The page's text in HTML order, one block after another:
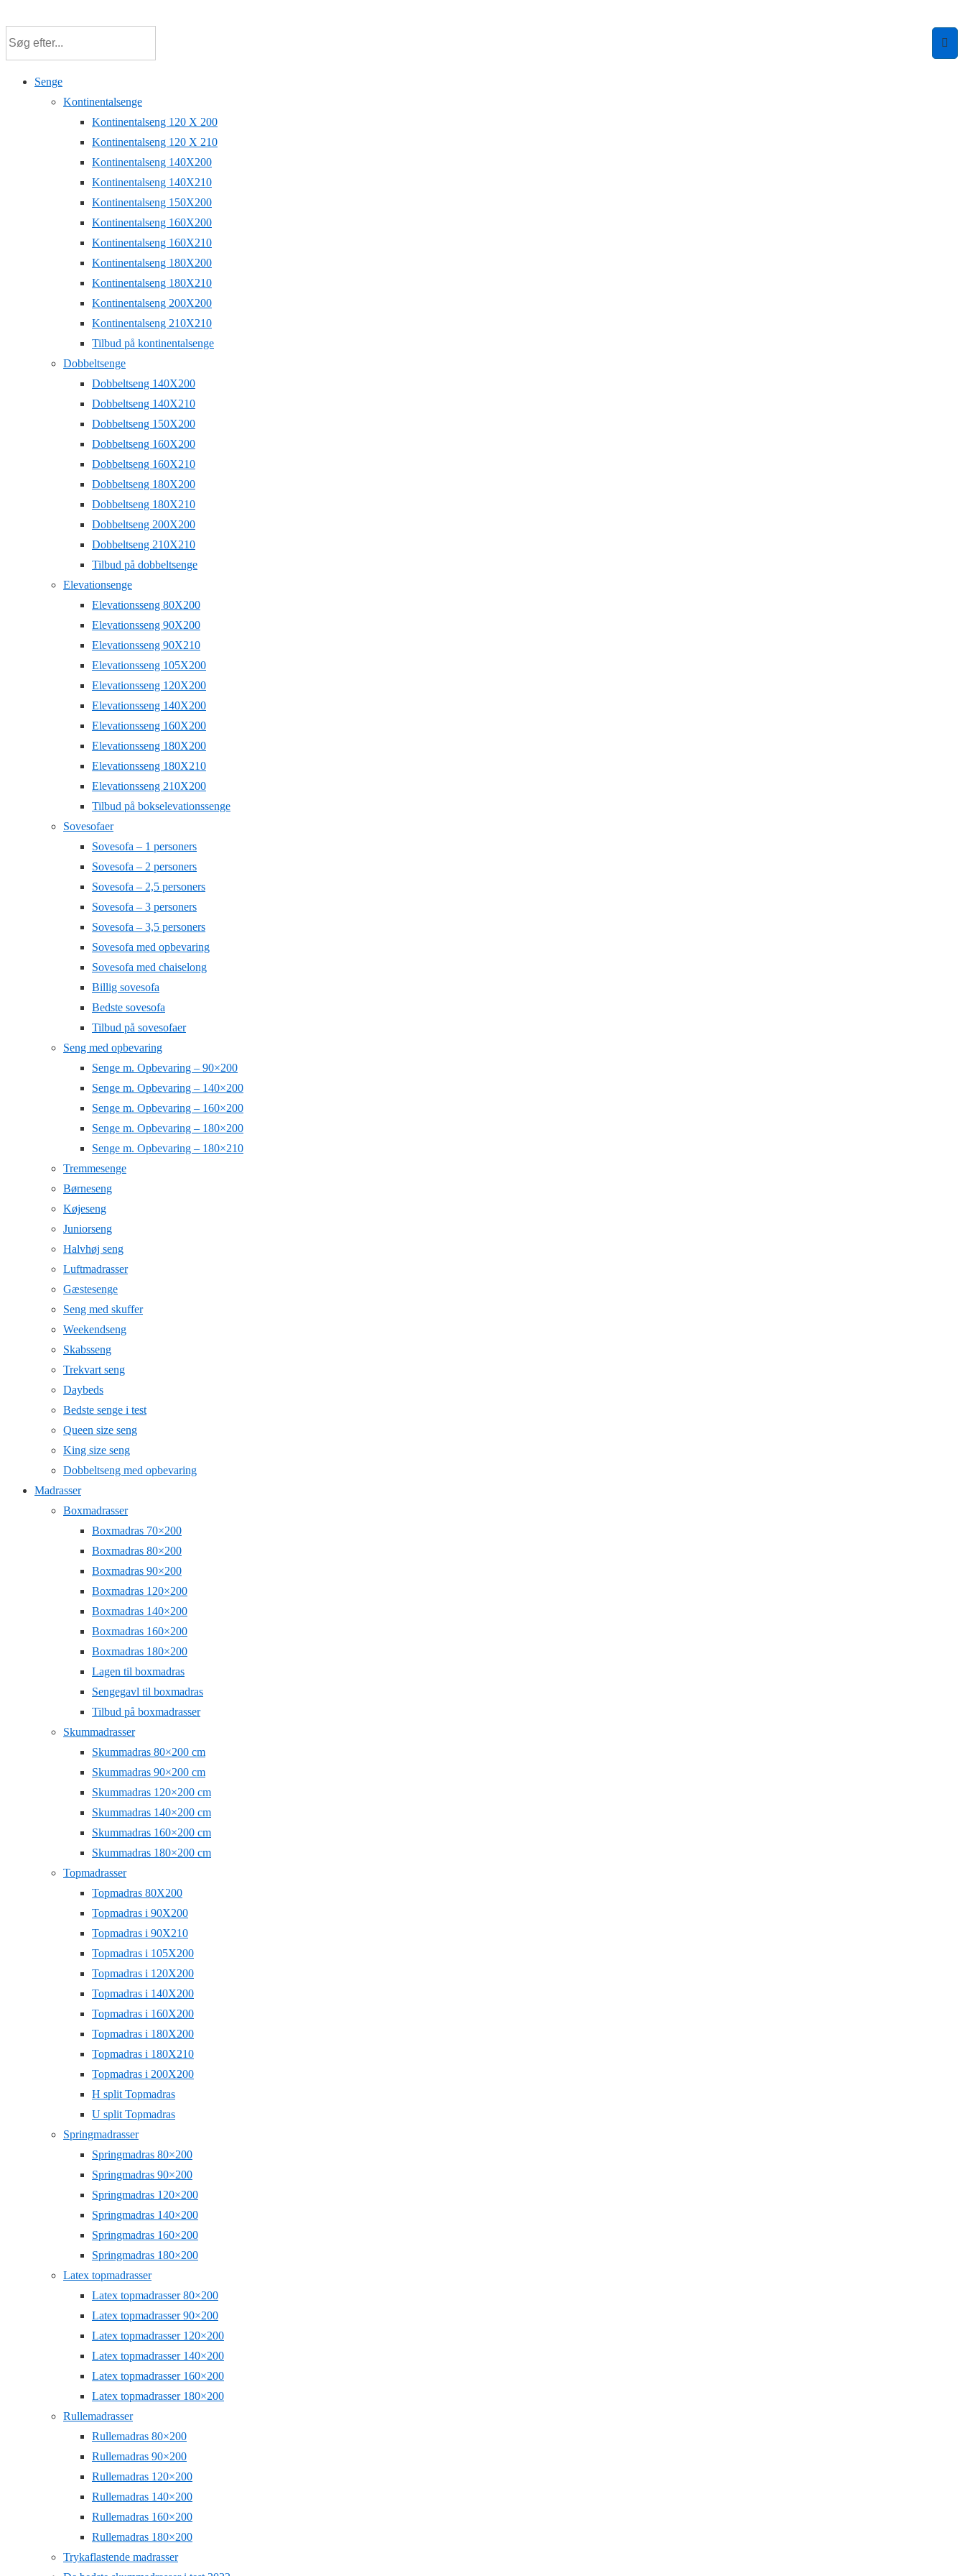
hovedindhold
Senge
Kontinentalsenge
Kontinentalseng 120 X 200
Kontinentalseng 120 X 210
Kontinentalseng 140X200
Kontinentalseng 140X210
Kontinentalseng 150X200
Kontinentalseng 160X200
Kontinentalseng 160X210
Kontinentalseng 180X200
Kontinentalseng 180X210
Kontinentalseng 200X200
Kontinentalseng 210X210
Tilbud på kontinentalsenge
Dobbeltsenge
Dobbeltseng 140X200
Dobbeltseng 140X210
Dobbeltseng 150X200
Dobbeltseng 160X200
Dobbeltseng 160X210
Dobbeltseng 180X200
Dobbeltseng 180X210
Dobbeltseng 200X200
Dobbeltseng 210X210
Tilbud på dobbeltsenge
Elevationsenge
Elevationsseng 80X200
Elevationsseng 90X200
Elevationsseng 90X210
Elevationsseng 105X200
Elevationsseng 120X200
Elevationsseng 140X200
Elevationsseng 160X200
Elevationsseng 180X200
Elevationsseng 180X210
Elevationsseng 210X200
Tilbud på bokselevationssenge
Sovesofaer
Sovesofa – 1 personers
Sovesofa – 2 personers
Sovesofa – 2,5 personers
Sovesofa – 3 personers
Sovesofa – 3,5 personers
Sovesofa med opbevaring
Sovesofa med chaiselong
Billig sovesofa
Bedste sovesofa
Tilbud på sovesofaer
Seng med opbevaring
Senge m. Opbevaring – 90×200
Senge m. Opbevaring – 140×200
Senge m. Opbevaring – 160×200
Senge m. Opbevaring – 180×200
Senge m. Opbevaring – 180×210
Tremmesenge
Børneseng
Køjeseng
Juniorseng
Halvhøj seng
Luftmadrasser
Gæstesenge
Seng med skuffer
Weekendseng
Skabsseng
Trekvart seng
Daybeds
Bedste senge i test
Queen size seng
King size seng
Dobbeltseng med opbevaring
Madrasser
Boxmadrasser
Boxmadras 70×200
Boxmadras 80×200
Boxmadras 90×200
Boxmadras 120×200
Boxmadras 140×200
Boxmadras 160×200
Boxmadras 180×200
Lagen til boxmadras
Sengegavl til boxmadras
Tilbud på boxmadrasser
Skummadrasser
Skummadras 80×200 cm
Skummadras 90×200 cm
Skummadras 120×200 cm
Skummadras 140×200 cm
Skummadras 160×200 cm
Skummadras 180×200 cm
Topmadrasser
Topmadras 80X200
Topmadras i 90X200
Topmadras i 90X210
Topmadras i 105X200
Topmadras i 120X200
Topmadras i 140X200
Topmadras i 160X200
Topmadras i 180X200
Topmadras i 180X210
Topmadras i 200X200
H split Topmadras
U split Topmadras
Springmadrasser
Springmadras 80×200
Springmadras 90×200
Springmadras 120×200
Springmadras 140×200
Springmadras 160×200
Springmadras 180×200
Latex topmadrasser
Latex topmadrasser 80×200
Latex topmadrasser 90×200
Latex topmadrasser 120×200
Latex topmadrasser 140×200
Latex topmadrasser 160×200
Latex topmadrasser 180×200
Rullemadrasser
Rullemadras 80×200
Rullemadras 90×200
Rullemadras 120×200
Rullemadras 140×200
Rullemadras 160×200
Rullemadras 180×200
Trykaflastende madrasser